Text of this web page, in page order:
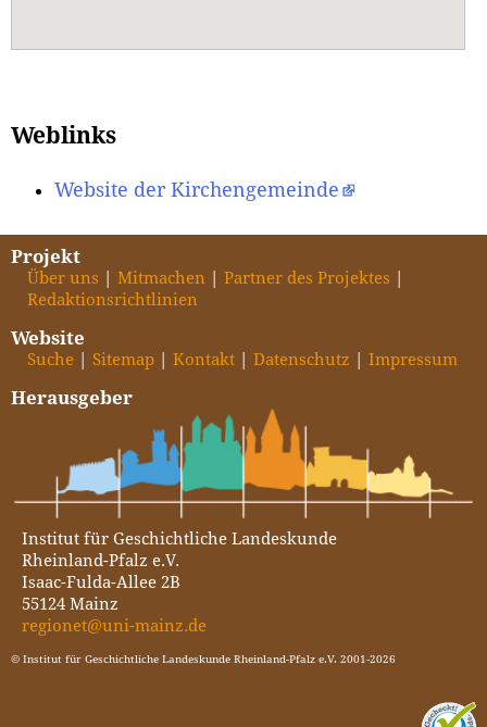
Weblinks
Website der Kirchengemeinde
Projekt
Über uns Mitmachen
Partner des Projektes
Redaktionsrichtlinien
Website
Suche Sitemap Kontakt Datenschutz Impressum
Herausgeber
Institut für Geschichtliche Landeskunde
Rheinland-Pfalz e.V.
Isaac-Fulda-Allee 2B
55124 Mainz
regionet@uni-mainz.de
© Institut für Geschichtliche Landeskunde Rheinland-Pfalz e.V. 2001-2026